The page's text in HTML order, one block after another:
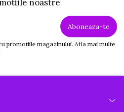
noastre
promotiile magazinului. Afla mai multe